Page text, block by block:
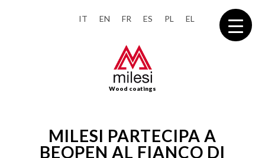
IT EN FR ES PL EL
Wood coatings
MILESI PARTECIPA A
BEOPEN AL FIANCO DI